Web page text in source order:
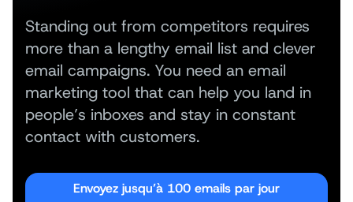
Standing out from competitors requires
more than a lengthy email list and clever
email campaigns. You need an email
marketing tool that can help you land in
people’s inboxes and stay in constant
contact with customers.
Envoyez jusqu’à 100 emails par jour